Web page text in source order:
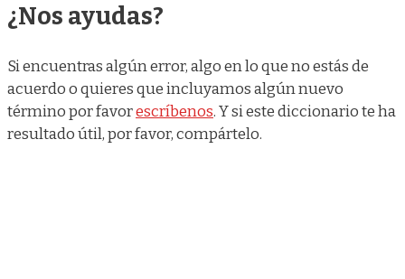
¿Nos ayudas?
Si encuentras algún error, algo en lo que no estás de
acuerdo o quieres que incluyamos algún nuevo
término por favorescríbenos. Y si este diccionario te ha
resultado útil, por favor, compártelo.